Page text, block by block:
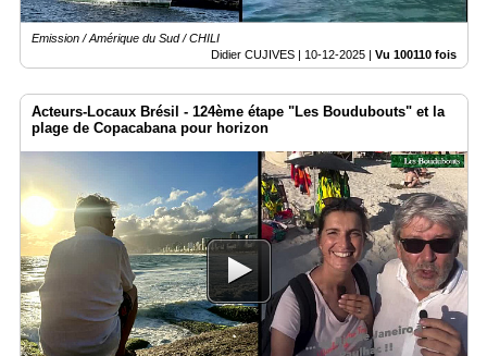
Emission / Amérique du Sud / CHILI
Didier CUJIVES | 10-12-2025 Vu 100110 fois
Acteurs-Locaux Brésil - 124ème étape "Les Boudubouts" et la
plage de Copacabana pour horizon